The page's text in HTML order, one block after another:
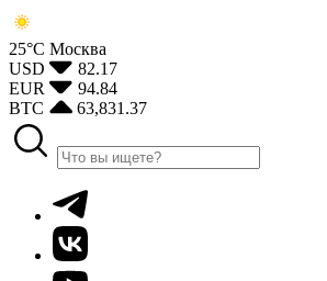
25°С Москва
USD
82.17
EUR
94.84
BTC
63,831.37